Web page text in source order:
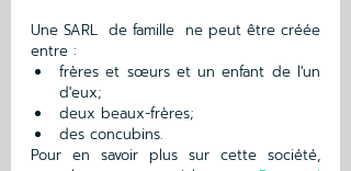
Une SARL  de famille  ne peut être créée
entre :
frères et sœurs et un enfant de l'un
d'eux;
deux beaux-frères;
des concubins.
Pour en savoir plus sur cette société,